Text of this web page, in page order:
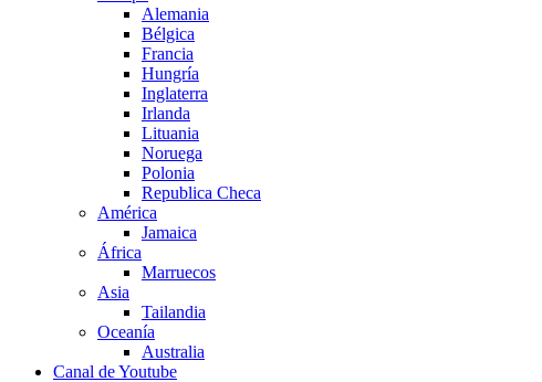
Alemania
Bélgica
Francia
Hungría
Inglaterra
Irlanda
Lituania
Noruega
Polonia
Republica Checa
América
Jamaica
África
Marruecos
Asia
Tailandia
Oceanía
Australia
Canal de Youtube